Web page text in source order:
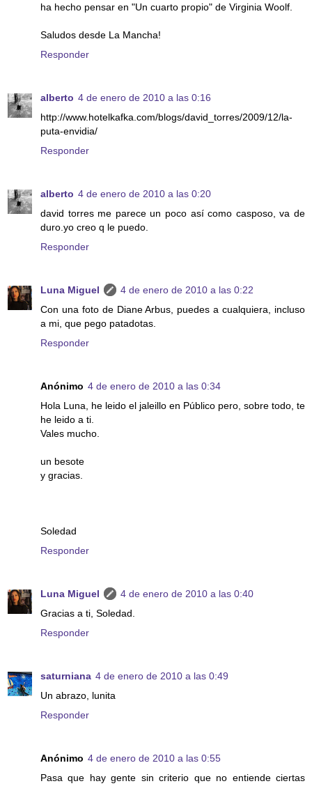
ha hecho pensar en "Un cuarto propio" de Virginia Woolf.
Saludos desde La Mancha!
Responder
alberto 4 de enero de 2010 a las 0:16
http://www.hotelkafka.com/blogs/david_torres/2009/12/la-
puta-envidia/
Responder
alberto 4 de enero de 2010 a las 0:20
david torres me parece un poco así como casposo, va de
duro.yo creo q le puedo.
Responder
Luna Miguel
4 de enero de 2010 a las 0:22
Con una foto de Diane Arbus, puedes a cualquiera, incluso
a mi, que pego patadotas.
Responder
Anónimo 4 de enero de 2010 a las 0:34
Hola Luna, he leido el jaleillo en Público pero, sobre todo, te
he leido a ti.
Vales mucho.
un besote
y gracias.
Soledad
Responder
Luna Miguel
4 de enero de 2010 a las 0:40
Gracias a ti, Soledad.
Responder
saturniana 4 de enero de 2010 a las 0:49
Un abrazo, lunita
Responder
Anónimo 4 de enero de 2010 a las 0:55
Pasa que hay gente sin criterio que no entiende ciertas